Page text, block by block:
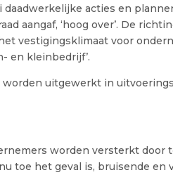
acties en
aangaf, ‘hoog over’. De
vestigingsklimaat voor
en kleinbedrijf’.
uitgewerkt in
worden versterkt
toe het geval is, bruisende